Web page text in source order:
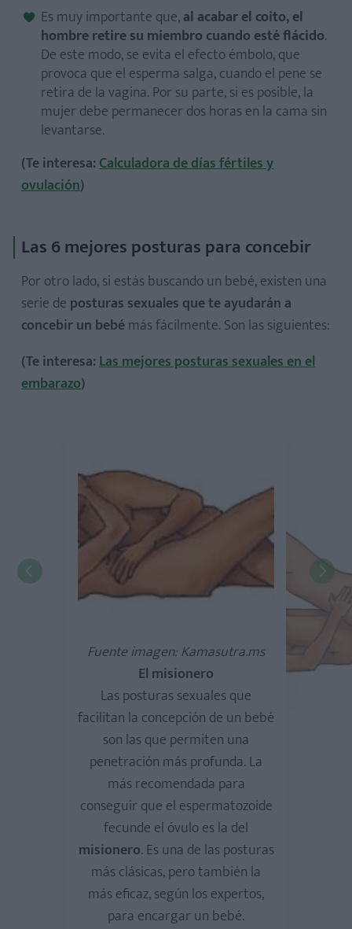
Es muy importante que,al acabar el coito, el
hombre retire su miembro cuando esté flácido.
De este modo, se evita el efecto émbolo, que
provoca que el esperma salga, cuando el pene se
retira de la vagina. Por su parte, si es posible, la
mujer debe permanecer dos horas en la cama sin
levantarse.
(Te interesa:Calculadora de días fértiles y
ovulación)
Las 6 mejores posturas para concebir
Por otro lado, si estás buscando un bebé, existen una
serie de posturas sexuales que te ayudarán a
concebir un bebémás fácilmente. Son las siguientes:
(Te interesa:Las mejores posturas sexuales en el
embarazo)
Fuente imagen: Kamasutra.ms
El misionero
Las posturas sexuales que
facilitan la concepción de un bebé
son las que permiten una
penetración más profunda. La
más recomendada para
conseguir que el espermatozoide
fecunde el óvulo es la del
misionero. Es una de las posturas
más clásicas, pero también la
más eficaz, según los expertos,
para encargar un bebé.